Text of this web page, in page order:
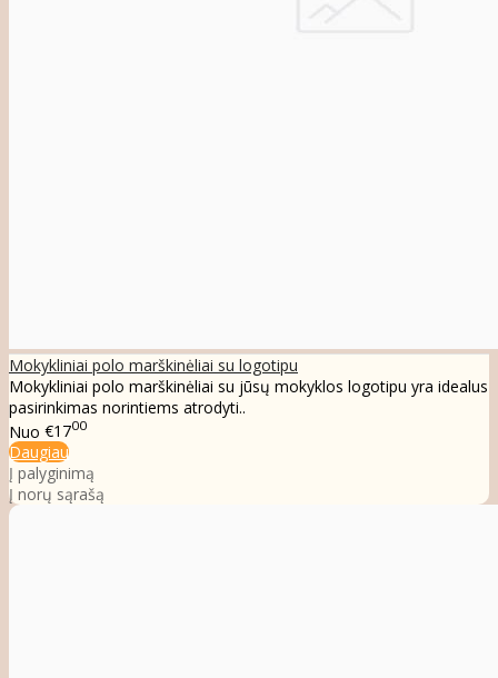
Mokykliniai polo marškinėliai su logotipu
Mokykliniai polo marškinėliai su jūsų mokyklos logotipu yra idealus
pasirinkimas norintiems atrodyti..
Nuo €1700
Daugiau
Į palyginimą
Į norų sąrašą